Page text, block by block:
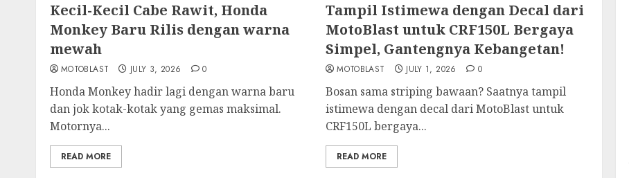
Kecil-Kecil Cabe Rawit, Honda
Monkey Baru Rilis dengan warna
mewah
MOTOBLAST JULY 3, 2026 0
Honda Monkey hadir lagi dengan warna baru
dan jok kotak-kotak yang gemas maksimal.
Motornya...
READ MORE
Tampil Istimewa dengan Decal dari
MotoBlast untuk CRF150L Bergaya
Simpel, Gantengnya Kebangetan!
MOTOBLAST JULY 1, 2026 0
Bosan sama striping bawaan? Saatnya tampil
istimewa dengan decal dari MotoBlast untuk
CRF150L bergaya...
READ MORE